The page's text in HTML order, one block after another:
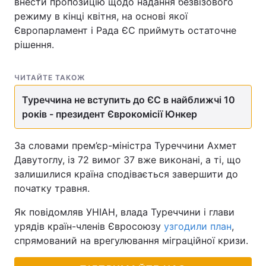
режиму в кінці квітня, на основі якої
Європарламент і Рада ЄС приймуть остаточне
рішення.
ЧИТАЙТЕ ТАКОЖ
Туреччина не вступить до ЄС в найближчі 10
років - президент Єврокомісії Юнкер
За словами прем’єр-міністра Туреччини Ахмет
Давутоглу, із 72 вимог 37 вже виконані, а ті, що
залишилися країна сподівається завершити до
початку травня.
Як повідомляв УНІАН, влада Туреччини і глави
урядів країн-членів Євросоюзу узгодили план,
спрямований на врегулювання міграційної кризи.